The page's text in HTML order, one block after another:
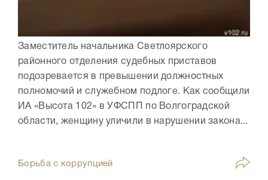
Заместитель начальника Светлоярского
районного отделения судебных приставов
подозревается в превышении должностных
полномочий и служебном подлоге. Как сообщили
ИА «Высота 102» в УФСПП по Волгоградской
области, женщину уличили в нарушении закона...
Борьба с коррупцией